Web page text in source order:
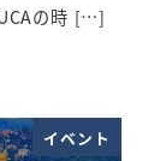
の時 […]
イベント